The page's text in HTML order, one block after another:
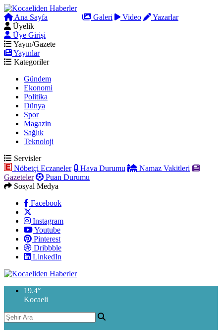
Ana Sayfa Galeri Video
Yazarlar
Üyelik
Üye Girişi
Yayın/Gazete
Yayınlar
Kategoriler
Gündem
Ekonomi
Politika
Dünya
Spor
Magazin
Sağlık
Teknoloji
Servisler
Nöbetçi Eczaneler
Hava Durumu
Namaz Vakitleri
Gazeteler
Puan Durumu
Sosyal Medya
Facebook
Instagram
Youtube
Pinterest
Dribbble
LinkedIn
19.4°
Kocaeli